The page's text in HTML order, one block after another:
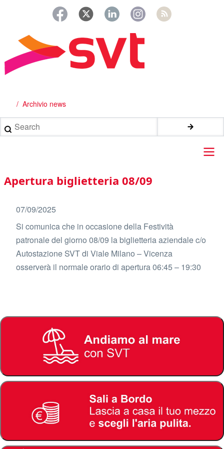
principale
Briciole
di
pane
Archivio news
Search
Main
navigation
Apertura biglietteria 08/09
07/09/2025
Si comunica che in occasione della Festività
patronale del giorno 08/09 la biglietteria aziendale c/o
Autostazione SVT di Viale Milano – Vicenza
osserverà il normale orario di apertura 06:45 – 19:30